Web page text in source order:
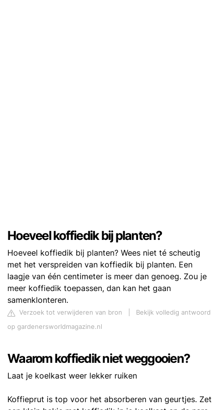
Hoeveel koffiedik bij planten?
Hoeveel koffiedik bij planten? Wees niet té scheutig
met het verspreiden van koffiedik bij planten. Een
laagje van één centimeter is meer dan genoeg. Zou je
meer koffiedik toepassen, dan kan het gaan
samenklonteren.
Verzoek tot verwijderen van bron
Bekijk volledig antwoord
op gardenersworldmagazine.nl
Waarom koffiedik niet weggooien?
Laat je koelkast weer lekker ruiken
Koffieprut is top voor het absorberen van geurtjes. Zet